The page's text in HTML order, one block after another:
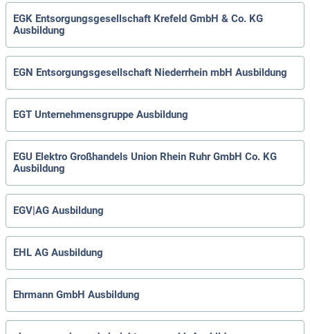
EGK Entsorgungsgesellschaft Krefeld GmbH & Co. KG
Ausbildung
EGN Entsorgungsgesellschaft Niederrhein mbH Ausbildung
EGT Unternehmensgruppe Ausbildung
EGU Elektro Großhandels Union Rhein Ruhr GmbH Co. KG
Ausbildung
EGV|AG Ausbildung
EHL AG Ausbildung
Ehrmann GmbH Ausbildung